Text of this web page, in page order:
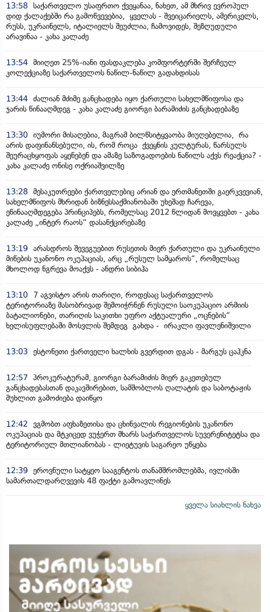
13:58 საქართველო უსაფრთო ქვეყანაა, ნახეთ, ამ მხრივ ევროპულ
დიდ ქალაქებში რა გამოწვევებია, ყველას - შვეიცარიელს, ამერიკელს,
რუსს, უკრაინელს, იტალიელს შეუძლია, ჩამოვიდეს, შეზღუდული
არავინაა - კახა კალაძე
13:54 მიიღეთ 25%-იანი ფასდაკლება კომფორტერში შერჩეულ
კოლექციაზე საქართველოს ნაწილ-ნაწილ გადახდისას
13:44 ძალიან მძიმე განცხადება იყო ქართული სახელმწიფოსა და
ჯარის წინააღმდეგ - კახა კალაძე გიორგი ბარამიძის განცხადებაზე
13:30 იუმორი მისაღებია, მაგრამ ბილწსიტყვაობა მიუღებელია, რა
არის დაფინანსებული, ის, რომ როცა ქვეყნის კულტურას, წარსულს
შეურაცხყოფას აყენებენ და ამაზე საზოგადოების ნაწილს აქვს რეაქცია? -
კახა კალაძე ონისე ოქრიაშვილზე
13:28 მესაკუთრეები ქართველებიც არიან და ერთმანეთში გაერკვევიან,
სახელმწიფოს მხრიდან ბიზნესსაქმიანობაში უხეშად ჩარევა,
ეწინააღმდეგება პრინციპებს, რომელსაც 2012 წლიდან მოვყვებთ - კახა
კალაძე „ინტერ რაოს“ დასანქცირებაზე
13:19 არასდროს შევეგუებით რუსეთის მიერ ქართული და უკრაინული
მიწების უკანონო ოკუპაციას, არც „რუსულ სამყაროს“, რომელსაც
მხოლოდ ნგრევა მოაქვს - ანდრი სიბიჰა
13:10
7 აგვისტო არის თარიღი, როდესაც საქართველოს
ტერიტორიაზე მასობრივად შემოიჭრნენ რუსული საოკუპაციო არმიის
ბატალიონები, თარიღის საკითხი უფრო აქტუალური „ოცნების“
ხელისუფლებაში მოსვლის შემდეგ გახდა - ირაკლი ფავლენიშვილი
13:03 ესტონეთი ქართველი ხალხის გვერდით დგას - მარგუს ცაჰკნა
12:57 პროკურატურამ, გიორგი ბარამიძის მიერ გაკეთებულ
განცხადებასთან დაკავშირებით, სამშობლოს ღალატის და საბოტაჟის
მუხლით გამოძიება დაიწყო
12:42
ვგმობთ აფხაზეთისა და ცხინვალის რეგიონების უკანონო
ოკუპაციას და მტკიცედ ვუჭერთ მხარს საქართველოს სუვერენიტეტსა და
ტერიტორიულ მთლიანობას - ლიეტუვის საგარეო უწყება
12:39 ეროვნული სატყეო სააგენტოს თანამშრომლებმა, ივლისში
სამართალდარღვევის 48 ფაქტი გამოავლინეს
ყველა სიახლის ნახვა